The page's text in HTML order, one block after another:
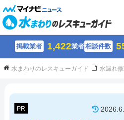
掲載業者 1,422業者相談件数
水まわりのレスキューガイド 水漏れ
PR